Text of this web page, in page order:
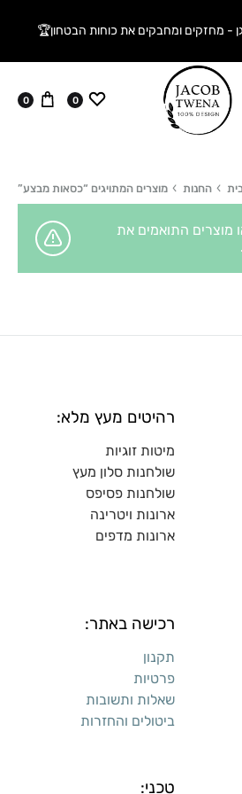
- מחזקים ומחבקים את כוחות הבטחון🏆
ווישליסט
0 עגלה
0
החנות מוצרים המתויגים “כסאות מבצע”
מוצרים התואמים את
רהיטים מעץ מלא:
מיטות זוגיות
שולחנות סלון מעץ
שולחנות פסיפס
ארונות ויטרינה
ארונות מדפים
רכישה באתר:
תקנון
פרטיות
שאלות ותשובות
ביטולים והחזרות
טכני: